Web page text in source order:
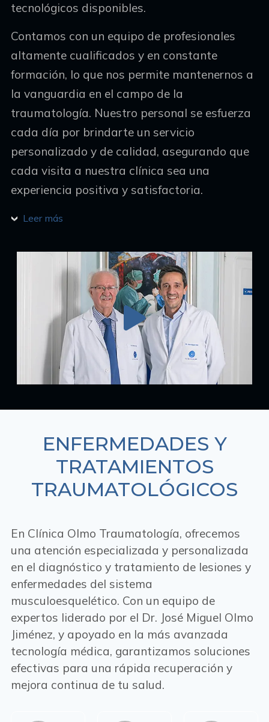
tecnológicos disponibles.
Contamos con un equipo de profesionales
altamente cualificados y en constante
formación, lo que nos permite mantenernos a
la vanguardia en el campo de la
traumatología. Nuestro personal se esfuerza
cada día por brindarte un servicio
personalizado y de calidad, asegurando que
cada visita a nuestra clínica sea una
experiencia positiva y satisfactoria.
Leer más
ENFERMEDADES Y
TRATAMIENTOS
TRAUMATOLÓGICOS
En Clínica Olmo Traumatología, ofrecemos
una atención especializada y personalizada
en el diagnóstico y tratamiento de lesiones y
enfermedades del sistema
musculoesquelético. Con un equipo de
expertos liderado por el Dr. José Miguel Olmo
Jiménez, y apoyado en la más avanzada
tecnología médica, garantizamos soluciones
efectivas para una rápida recuperación y
mejora continua de tu salud.